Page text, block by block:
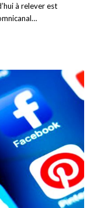
à relever est